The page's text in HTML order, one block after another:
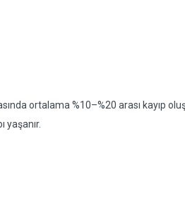
ortalama %10–%20 arası kayıp